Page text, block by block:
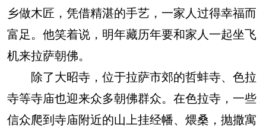
乡做木匠，凭借精湛的手艺，一家人过得幸福而
富足。他笑着说，明年藏历年要和家人一起坐飞
机来拉萨朝佛。
除了大昭寺，位于拉萨市郊的哲蚌寺、色拉
寺等寺庙也迎来众多朝佛群众。在色拉寺，一些
信众爬到寺庙附近的山上挂经幡、煨桑，抛撒寓